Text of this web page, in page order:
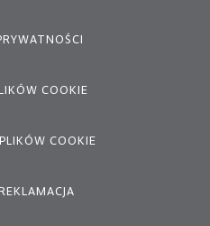
COOKIE
COOKIE